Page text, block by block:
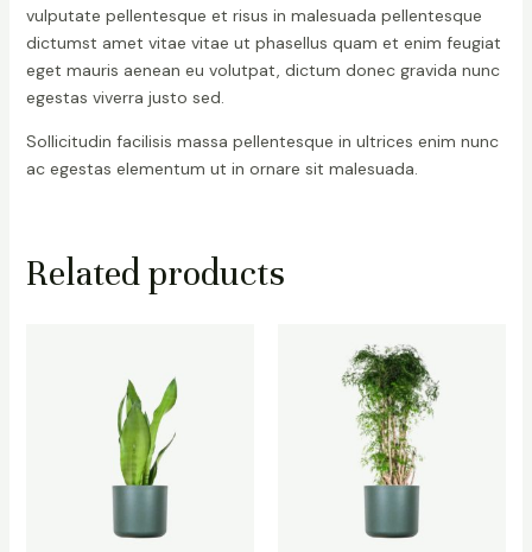
vulputate pellentesque et risus in malesuada pellentesque
dictumst amet vitae vitae ut phasellus quam et enim feugiat
eget mauris aenean eu volutpat, dictum donec gravida nunc
egestas viverra justo sed.
Sollicitudin facilisis massa pellentesque in ultrices enim nunc
ac egestas elementum ut in ornare sit malesuada.
Related products